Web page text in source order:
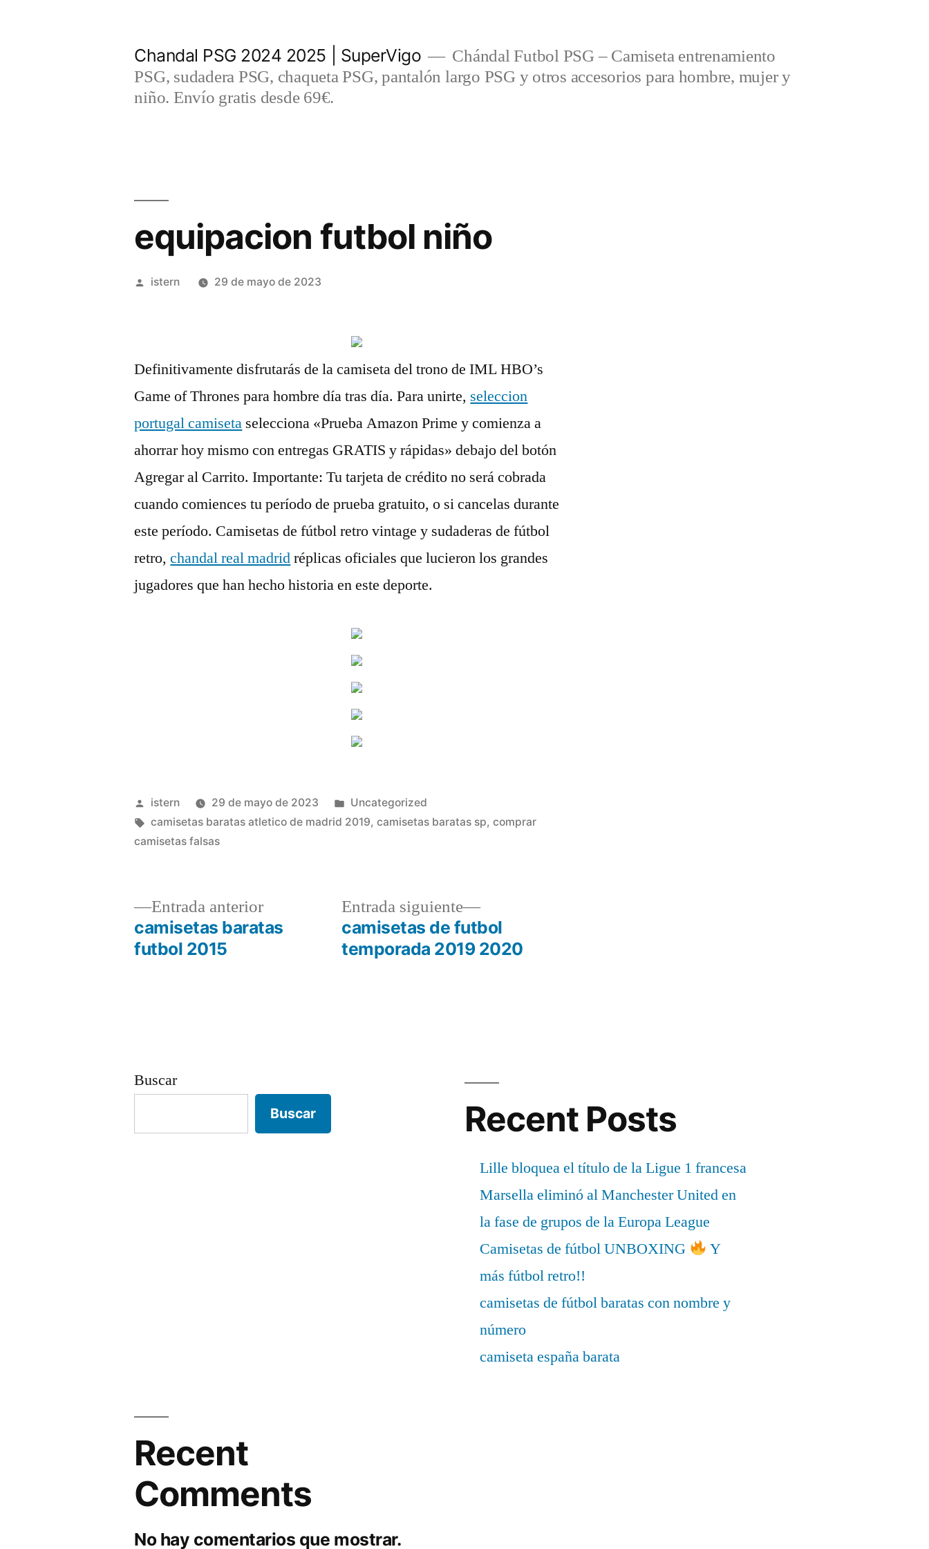
Chandal PSG 2024 2025 | SuperVigo
Chándal Futbol PSG – Camiseta entrenamiento
PSG, sudadera PSG, chaqueta PSG, pantalón largo PSG y otros accesorios para hombre, mujer y
niño. Envío gratis desde 69€.
equipacion futbol niño
Publicado
istern 29 de mayo de 2023
Definitivamente disfrutarás de la camiseta del trono de IML HBO’s
Game of Thrones para hombre día tras día. Para unirte, seleccion
portugal camiseta selecciona «Prueba Amazon Prime y comienza a
ahorrar hoy mismo con entregas GRATIS y rápidas» debajo del botón
Agregar al Carrito. Importante: Tu tarjeta de crédito no será cobrada
cuando comiences tu período de prueba gratuito, o si cancelas durante
este período. Camisetas de fútbol retro vintage y sudaderas de fútbol
retro,chandal real madridréplicas oficiales que lucieron los grandes
jugadores que han hecho historia en este deporte.
Publicado
por
istern 29 de mayo de 2023
Publicado
en
Uncategorized
Etiquetas:
camisetas baratas atletico de madrid 2019,camisetas baratas sp,comprar
camisetas falsas
Navegación
Entrada anteriorEntrada
anterior:
camisetas baratas
futbol 2015
Entrada siguiente
Entrada
siguiente:
camisetas de futbol
temporada 2019 2020
Buscar
Buscar Recent Posts
Lille bloquea el título de la Ligue 1 francesa
Marsella eliminó al Manchester United en
la fase de grupos de la Europa League
Camisetas de fútbol UNBOXING
Y
más fútbol retro!!
camisetas de fútbol baratas con nombre y
número
camiseta españa barata
Recent
Comments
No hay comentarios que mostrar.